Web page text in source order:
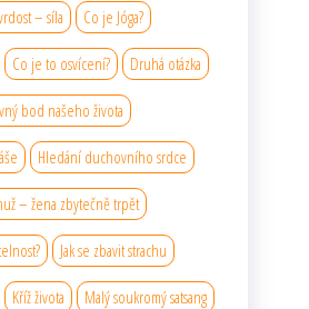
– síla Co je Jóga?
Co je to osvícení? Druhá otázka
bod našeho života
Hledání duchovního srdce
– žena zbytečně trpět
Jak se zbavit strachu
Kříž života Malý soukromý satsang